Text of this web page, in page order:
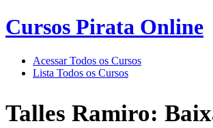
Cursos Pirata Online
Acessar Todos os Cursos
Lista Todos os Cursos
Talles Ramiro: